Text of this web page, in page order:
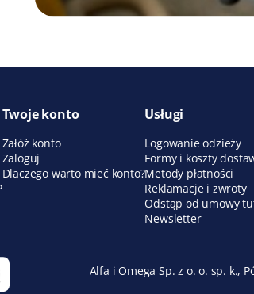
Twoje konto
Załóż konto
Zaloguj
Dlaczego warto mieć konto?
Usługi
Logowanie odzieży
Formy i koszty
Metody płatności
Reklamacje i zwroty
Odstąp od umowy
Newsletter
Alfa i Omega Sp. z o. o. sp. k.,